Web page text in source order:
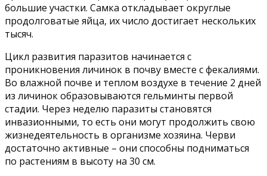
большие участки. Самка откладывает округлые
продолговатые яйца, их число достигает нескольких
тысяч.
Цикл развития паразитов начинается с
проникновения личинок в почву вместе с фекалиями.
Во влажной почве и теплом воздухе в течение 2 дней
из личинок образовываются гельминты первой
стадии. Через неделю паразиты становятся
инвазионными, то есть они могут продолжить свою
жизнедеятельность в организме хозяина. Черви
достаточно активные – они способны подниматься
по растениям в высоту на 30 см.